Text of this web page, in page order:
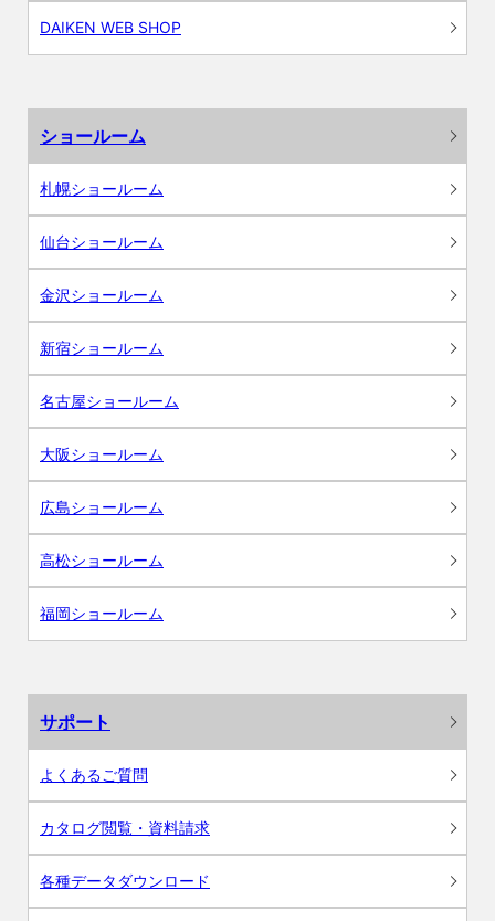
DAIKEN WEB SHOP
ショールーム
札幌ショールーム
仙台ショールーム
金沢ショールーム
新宿ショールーム
名古屋ショールーム
大阪ショールーム
広島ショールーム
高松ショールーム
福岡ショールーム
サポート
よくあるご質問
カタログ閲覧・資料請求
各種データダウンロード